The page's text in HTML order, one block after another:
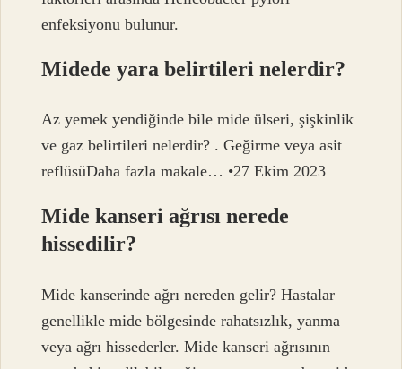
enfeksiyonu bulunur.
Midede yara belirtileri nelerdir?
Az yemek yendiğinde bile mide ülseri, şişkinlik
ve gaz belirtileri nelerdir? . Geğirme veya asit
reflüsüDaha fazla makale… •27 Ekim 2023
Mide kanseri ağrısı nerede
hissedilir?
Mide kanserinde ağrı nereden gelir? Hastalar
genellikle mide bölgesinde rahatsızlık, yanma
veya ağrı hissederler. Mide kanseri ağrısının